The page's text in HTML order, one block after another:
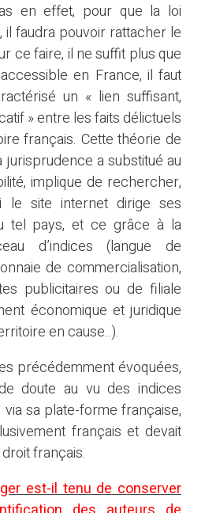
en effet, pour que la loi
il faudra pouvoir rattacher le
ce faire, il ne suffit plus que
en France, il faut
un « lien suffisant,
» entre les faits délictuels
français. Cette théorie de
jurisprudence a substitué au
implique de rechercher,
site internet dirige ses
tel pays, et ce grâce à la
d’indices (langue de
de commercialisation,
publicitaires ou de filiale
économique et juridique
en cause..).
précédemment évoquées,
doute au vu des indices
sa plate-forme française,
français et devait
français.
est-il tenu de conserver